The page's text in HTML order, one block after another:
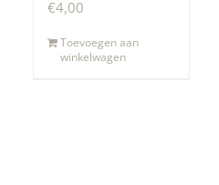
€4,00
Toevoegen aan
winkelwagen